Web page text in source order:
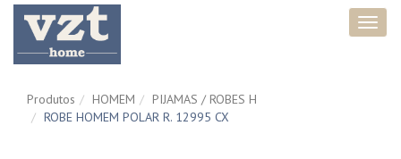
Produtos HOMEM
PIJAMAS / ROBES H
ROBE HOMEM POLAR R. 12995 CX